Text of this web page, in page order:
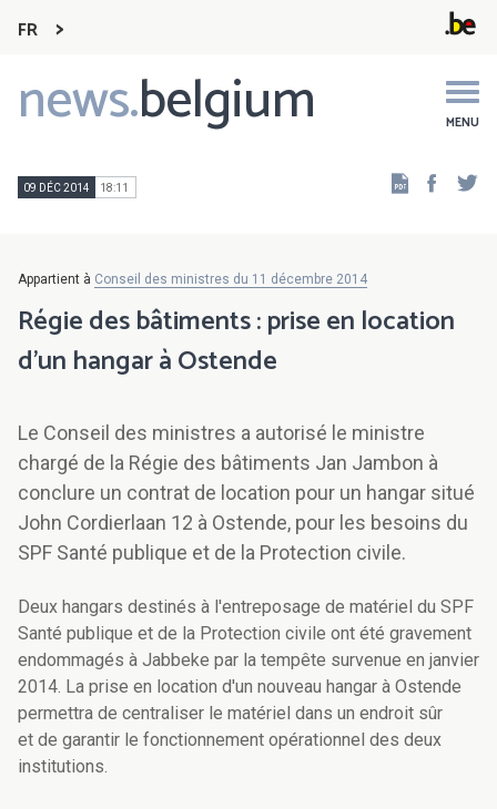
FR
news.belgium MENU
Main
navigation
09 DÉC 2014 18:11
Appartient à Conseil des ministres du 11 décembre 2014
Régie des bâtiments : prise en location
d'un hangar à Ostende
Le Conseil des ministres a autorisé le ministre
chargé de la Régie des bâtiments Jan Jambon à
conclure un contrat de location pour un hangar situé
John Cordierlaan 12 à Ostende, pour les besoins du
SPF Santé publique et de la Protection civile.
Deux hangars destinés à l'entreposage de matériel du SPF
Santé publique et de la Protection civile ont été gravement
endommagés à Jabbeke par la tempête survenue en janvier
2014. La prise en location d'un nouveau hangar à Ostende
permettra de centraliser le matériel dans un endroit sûr
et de garantir le fonctionnement opérationnel des deux
institutions.